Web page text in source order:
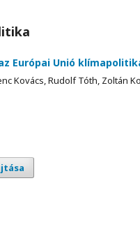
Európai Unió
Kovács, Rudolf Tóth, Zoltán